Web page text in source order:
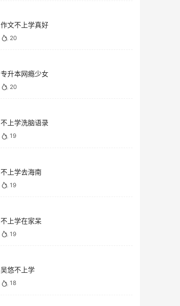
作文不上学真好
20
专升本网瘾少女
20
不上学洗脑语录
19
不上学去海南
19
不上学在家呆
19
吴悠不上学
18